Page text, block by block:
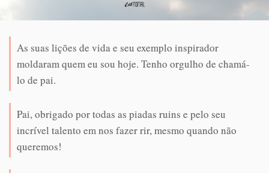
As suas lições de vida e seu exemplo inspirador
moldaram quem eu sou hoje. Tenho orgulho de chamá-
lo de pai.
Pai, obrigado por todas as piadas ruins e pelo seu
incrível talento em nos fazer rir, mesmo quando não
queremos!